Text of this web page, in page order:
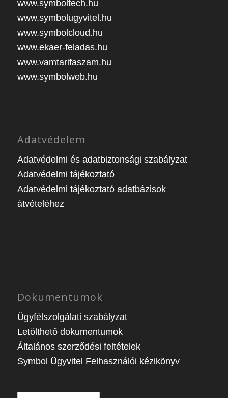
www.symboltech.hu
www.symbolugyvitel.hu
www.symbolcloud.hu
www.ekaer-feladas.hu
www.vamtarifaszam.hu
www.symbolweb.hu
Adatvédelem
Adatvédelmi és adatbiztonsági szabályzat
Adatvédelmi tájékoztató
Adatvédelmi tájékoztató adatbázisok
átvételéhez
Dokumentumok
Ügyfélszolgálati szabályzat
Letölthető dokumentumok
Általános szerződési feltételek
Symbol Ügyvitel Felhasználói kézikönyv